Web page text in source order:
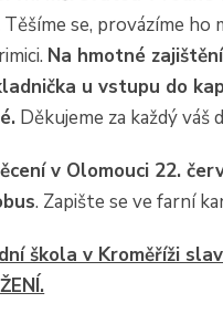
Těšíme se, provázíme ho
Na hmotné
u vstupu do
Děkujeme za každý váš
v Olomouci 22.
. Zapište se ve farní
škola v Kroměříži